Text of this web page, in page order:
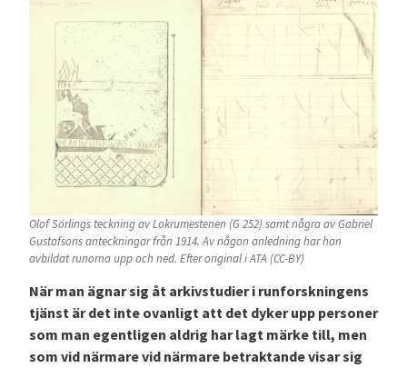
Olof Sörlings teckning av Lokrumestenen (G 252) samt några av Gabriel
Gustafsons anteckningar från 1914. Av någon anledning har han
avbildat runorna upp och ned. Efter original i ATA (CC-BY)
När man ägnar sig åt arkivstudier i runforskningens
tjänst är det inte ovanligt att det dyker upp personer
som man egentligen aldrig har lagt märke till, men
som vid närmare vid närmare betraktande visar sig